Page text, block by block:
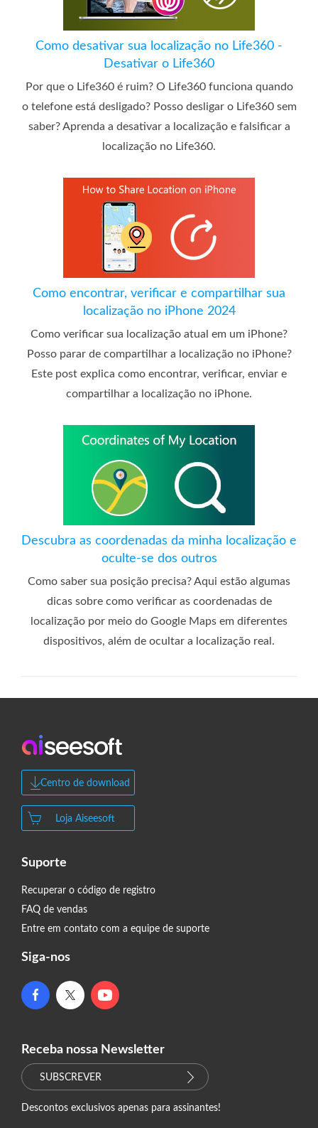
Como desativar sua localização no Life360 -
Desativar o Life360
Por que o Life360 é ruim? O Life360 funciona quando
o telefone está desligado? Posso desligar o Life360 sem
saber? Aprenda a desativar a localização e falsificar a
localização no Life360.
Como encontrar, verificar e compartilhar sua
localização no iPhone 2024
Como verificar sua localização atual em um iPhone?
Posso parar de compartilhar a localização no iPhone?
Este post explica como encontrar, verificar, enviar e
compartilhar a localização no iPhone.
Descubra as coordenadas da minha localização e
oculte-se dos outros
Como saber sua posição precisa? Aqui estão algumas
dicas sobre como verificar as coordenadas de
localização por meio do Google Maps em diferentes
dispositivos, além de ocultar a localização real.
Centro de download
Loja Aiseesoft
Suporte
Recuperar o código de registro
FAQ de vendas
Entre em contato com a equipe de suporte
Siga-nos
Receba nossa Newsletter
SUBSCREVER
Descontos exclusivos apenas para assinantes!